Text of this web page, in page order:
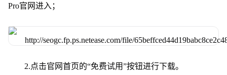
Pro官网进入；
2.点击官网首页的“免费试用”按钮进行下载。